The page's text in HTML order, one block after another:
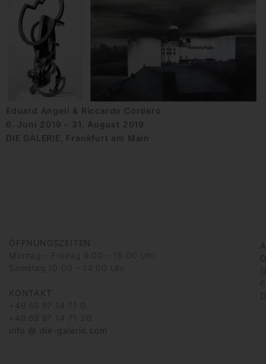
Eduard Angeli & Riccardo Cordero
6. Juni 2019 - 31. August 2019
DIE GALERIE, Frankfurt am Main
ÖFFNUNGSZEITEN
Montag – Freitag 9:00 – 18:00 Uhr
Samstag 10:00 – 14:00 Uhr
KONTAKT
+49 69 97 14 71 0
+49 69 97 14 71 20
info @ die-galerie.com